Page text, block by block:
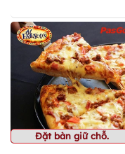
Đặt bàn giữ chỗ.